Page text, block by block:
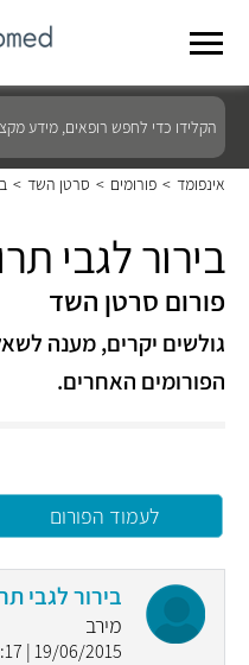
הקלידו
כדי
לחפש
רופאים,
מידע
ועוד...
אינפומד > פורומים > סרטן השד >
בירור לגבי
פורום סרטן השד
גולשים יקרים, מענה
הפורומים האחרים.
לעמוד הפורום
בירור לגבי
מירב
19/06/2015 | 08:17